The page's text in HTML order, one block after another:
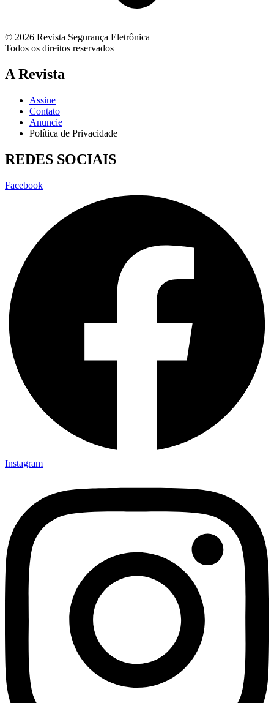
© 2026 Revista Segurança Eletrônica
Todos os direitos reservados
A Revista
Assine
Contato
Anuncie
Política de Privacidade
REDES SOCIAIS
Facebook
Instagram